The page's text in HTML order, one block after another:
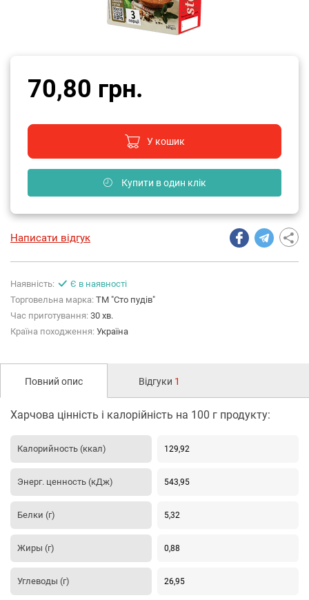
70,80 грн.
У кошик
Купити в один клік
Написати відгук
Наявність:
Є в наявності
Торговельна марка: ТМ "Сто пудів"
Час приготування: 30 хв.
Країна походження: Україна
Повний опис Відгуки 1
Харчова цінність і калорійність на 100 г продукту:
Калорийность (ккал) 129,92
Энерг. ценность (кДж) 543,95
Белки (г) 5,32
Жиры (г) 0,88
Углеводы (г) 26,95